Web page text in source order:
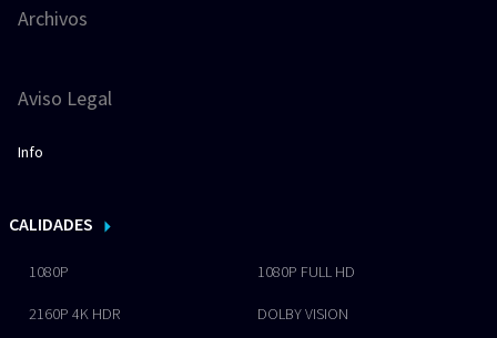
Archivos
Aviso Legal
Info
CALIDADES
1080P 1080P FULL HD
2160P 4K HDR DOLBY VISION